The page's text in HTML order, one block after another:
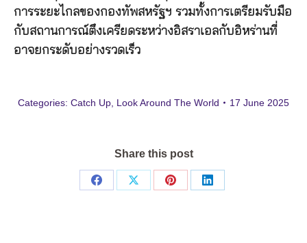
การระยะไกลของกองทัพสหรัฐฯ รวมทั้งการเตรียมรับมือ
กับสถานการณ์ตึงเครียดระหว่างอิสราเอลกับอิหร่านที่
อาจยกระดับอย่างรวดเร็ว
Categories: Catch Up Look Around The World 17 June 2025
Share this post
Share
Share
Share
Share